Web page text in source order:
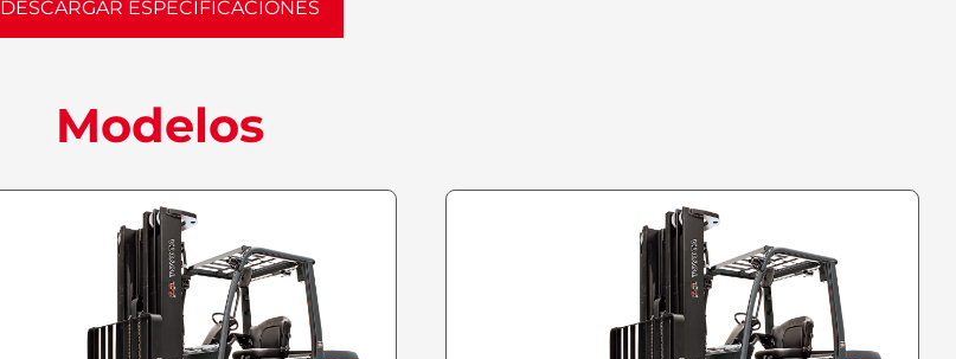
DESCARGAR ESPECIFICACIONES
Modelos